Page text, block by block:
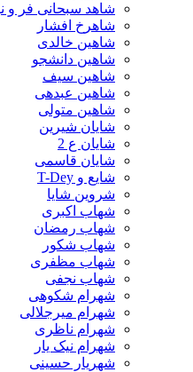
شاهد سبحانی فر و نیما تاری
شاهرخ افشار
شاهین خالدی
شاهین دانشجو
شاهین سیف
شاهین عبدهی
شاهین متولی
شایان شیرین
شایان ع 2
شایان قاسمی
شایع و T-Dey
شروین شایا
شهاب اکبری
شهاب رمضان
شهاب شکور
شهاب مظفری
شهاب نجفی
شهرام شکوهی
شهرام میرجلالی
شهرام ناظری
شهرام نیک یار
شهریار حسینی